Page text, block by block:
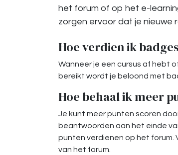
het forum of op het e-
zorgen ervoor dat je nieuwe
Hoe verdien ik
Wanneer je een cursus af hebt
bereikt wordt je beloond met
Hoe behaal ik meer
Je kunt meer punten scoren
beantwoorden aan het einde
punten verdienen op het forum.
van het forum.